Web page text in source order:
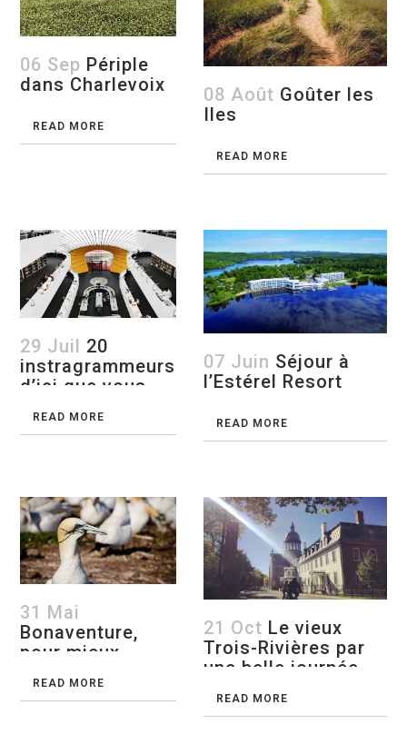
06 Sep Périple
dans Charlevoix
READ MORE
08 Août Goûter les
Iles
READ MORE
29 Juil 20
instragrammeurs
d’ici que vous
READ MORE
07 Juin Séjour à
l’Estérel Resort
READ MORE
31 Mai
Bonaventure,
pour mieux
Gaspésie!
READ MORE
21 Oct Le vieux
Trois-Rivières par
une belle journée
READ MORE